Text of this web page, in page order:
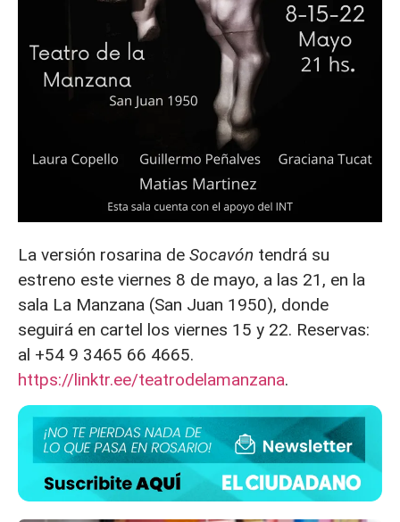
La versión rosarina de Socavón tendrá su
estreno este viernes 8 de mayo, a las 21, en la
sala La Manzana (San Juan 1950), donde
seguirá en cartel los viernes 15 y 22. Reservas:
al +54 9 3465 66 4665.
https://linktr.ee/teatrodelamanzana.